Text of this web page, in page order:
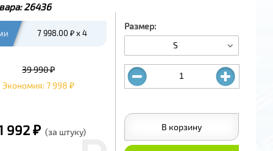
26436
7 998.00 ₽ x 4
39 990 ₽
Экономия: 7 998 ₽
992 ₽ (за штуку)
Размер:
S
В корзину